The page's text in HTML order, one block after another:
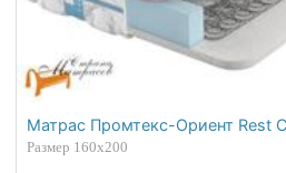
Матрас Промтекс-Ориент Rest
Размер 160х200